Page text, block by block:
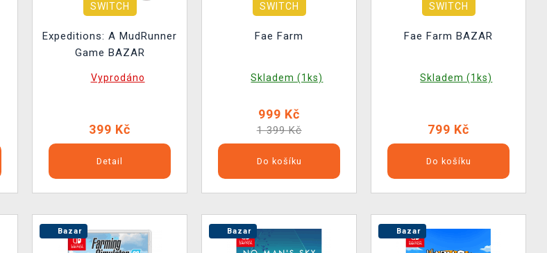
SWITCH
Expeditions: A MudRunner
Game BAZAR
Vyprodáno
399 Kč
Detail
SWITCH
Fae Farm
Skladem (1ks)
999 Kč
1 399 Kč
Do košíku
SWITCH
Fae Farm BAZAR
Skladem (1ks)
799 Kč
Do košíku
Bazar Bazar Bazar